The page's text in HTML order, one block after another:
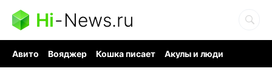
Hi-News.ru
Авито Вояджер Кошка писает
Акулы и люди